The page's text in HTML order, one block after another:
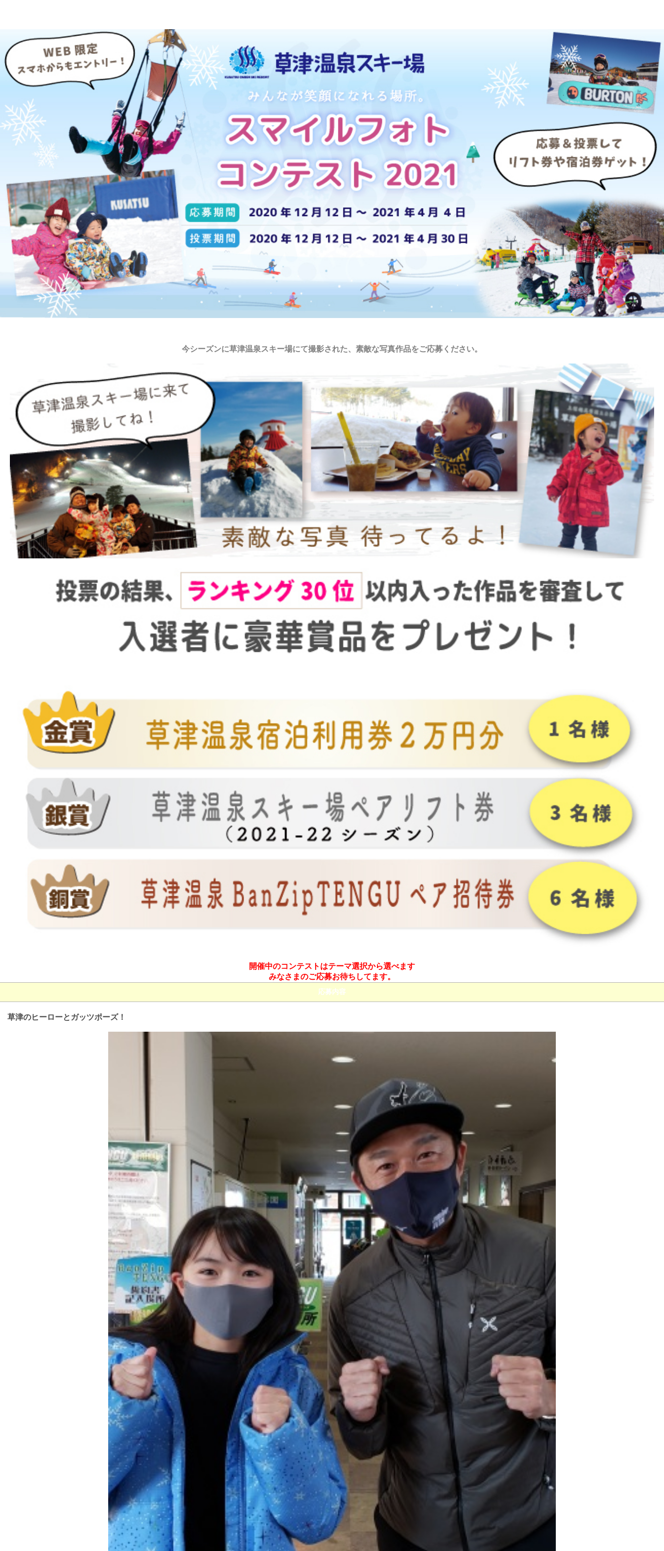
今シーズンに草津温泉スキー場にて撮影された、素敵な写真作品をご応募ください。
開催中のコンテストはテーマ選択から選べます
みなさまのご応募お待ちしてます。
応募内容
草津のヒーローとガッツポーズ！